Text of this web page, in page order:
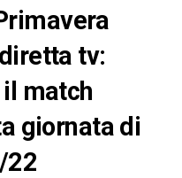
tv:
match
giornata di
22